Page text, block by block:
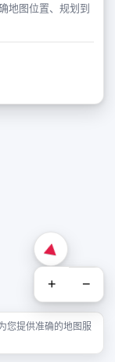
地图位置、规划到
+ −
您提供准确的地图服